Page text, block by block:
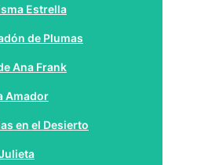
Estrella
de Plumas
Ana Frank
Amador
en el Desierto